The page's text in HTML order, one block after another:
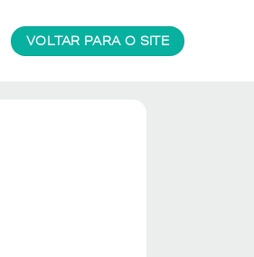
VOLTAR PARA O SITE